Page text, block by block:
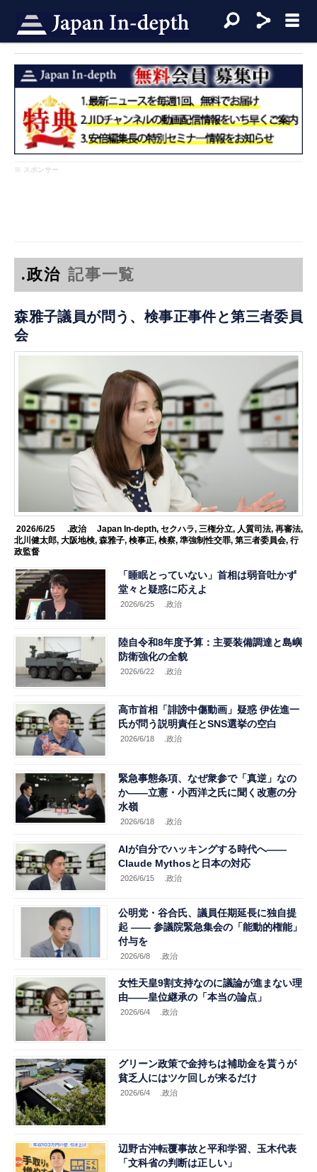
※ スポンサー
.政治 記事一覧
森雅子議員が問う、検事正事件と第三者委員
会
2026/6/25 .政治 Japan In-depth, セクハラ, 三権分立, 人質司法, 再審法,
北川健太郎,大阪地検,森雅子,検事正,検察,準強制性交罪,第三者委員会,行
政監督
「睡眠とっていない」首相は弱音吐かず
堂々と疑惑に応えよ
2026/6/25 .政治
陸自令和8年度予算：主要装備調達と島嶼
防衛強化の全貌
2026/6/22 .政治
高市首相「誹謗中傷動画」疑惑 伊佐進一
氏が問う説明責任とSNS選挙の空白
2026/6/18 .政治
緊急事態条項、なぜ衆参で「真逆」なの
か――立憲・小西洋之氏に聞く改憲の分
水嶺
2026/6/18 .政治
AIが自分でハッキングする時代へ——
Claude Mythosと日本の対応
2026/6/15 .政治
公明党・谷合氏、議員任期延長に独自提
起 ―― 参議院緊急集会の「能動的権能」
付与を
2026/6/8 .政治
女性天皇9割支持なのに議論が進まない理
由——皇位継承の「本当の論点」
2026/6/4 .政治
グリーン政策で金持ちは補助金を貰うが
貧乏人にはツケ回しが来るだけ
2026/6/4 .政治
辺野古沖転覆事故と平和学習、玉木代表
「文科省の判断は正しい」